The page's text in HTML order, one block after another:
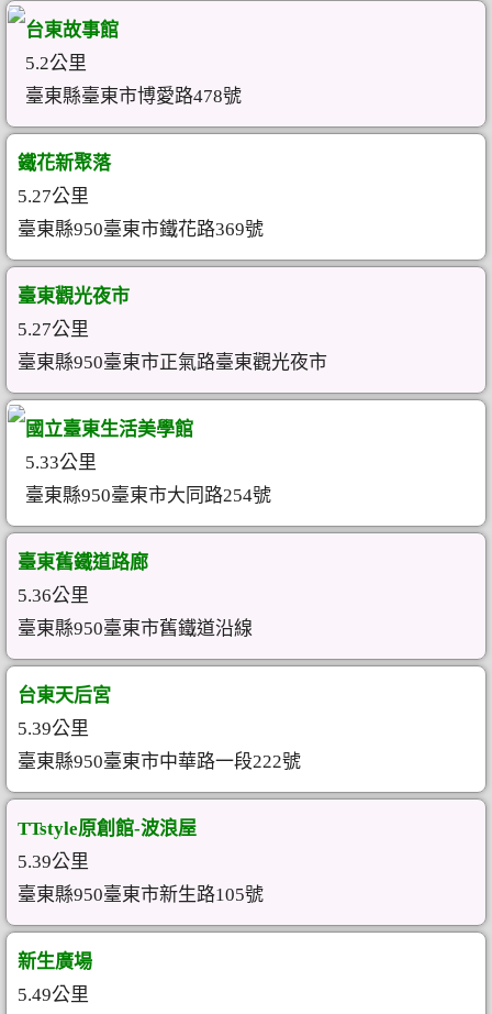
台東故事館
5.2公里
臺東縣臺東市博愛路478號
鐵花新聚落
5.27公里
臺東縣950臺東市鐵花路369號
臺東觀光夜市
5.27公里
臺東縣950臺東市正氣路臺東觀光夜市
國立臺東生活美學館
5.33公里
臺東縣950臺東市大同路254號
臺東舊鐵道路廊
5.36公里
臺東縣950臺東市舊鐵道沿線
台東天后宮
5.39公里
臺東縣950臺東市中華路一段222號
TTstyle原創館-波浪屋
5.39公里
臺東縣950臺東市新生路105號
新生廣場
5.49公里